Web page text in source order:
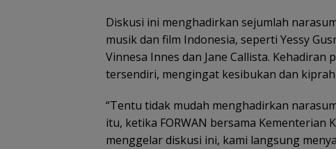
Diskusi ini menghadirkan sejumlah
musik dan film Indonesia, seperti Yessy
Vinnesa Innes dan Jane Callista.
tersendiri, mengingat kesibukan dan
“Tentu tidak mudah menghadirkan
itu, ketika FORWAN bersama
menggelar diskusi ini, kami langsung